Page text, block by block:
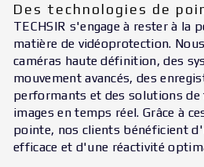
Des technologies de
TECHSIR s'engage à rester à la
matière de vidéoprotection.
caméras haute définition, des
mouvement avancés, des
performants et des solutions
images en temps réel. Grâce à
pointe, nos clients bénéficient
efficace et d'une réactivité